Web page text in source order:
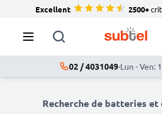
Excellent 2500+
02 / 4031049·Lun - Ven:
Recherche de batteries et